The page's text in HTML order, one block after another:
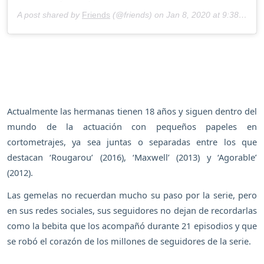
A post shared by Friends (@friends) on Jan 8, 2020 at 9:38am PST
Actualmente las hermanas tienen 18 años y siguen dentro del
mundo de la actuación con pequeños papeles en
cortometrajes, ya sea juntas o separadas entre los que
destacan ‘Rougarou’ (2016), ‘Maxwell’ (2013) y ‘Agorable’
(2012).
Las gemelas no recuerdan mucho su paso por la serie, pero
en sus redes sociales, sus seguidores no dejan de recordarlas
como la bebita que los acompañó durante 21 episodios y que
se robó el corazón de los millones de seguidores de la serie.